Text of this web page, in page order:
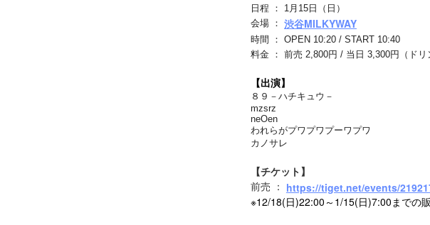
日程 ： 1月15日（日）
会場 ： 渋谷MILKYWAY
時間 ： OPEN 10:20 / START 10:40
料金 ： 前売 2,800円 / 当日 3,300円（ドリ
【出演】
８９－ハチキュウ－
mzsrz
neOen
われらがプワプワプーワプワ
カノサレ
【チケット】
前売 ： https://tiget.net/events/
※12/18(日)22:00～1/15(日)7:00までの